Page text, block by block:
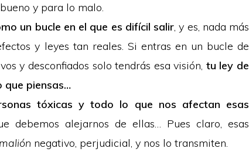
y para lo malo.
un bucle en el que es difícil salir, y es, nada más
y leyes tan reales. Si entras en un bucle de
y desconfiados solo tendrás esa visión, tu ley de
que piensas…
tóxicas y todo lo que nos afectan esas
debemos alejarnos de ellas… Pues claro, esas
negativo, perjudicial, y nos lo transmiten.